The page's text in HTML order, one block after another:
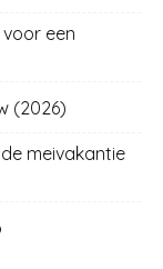
een
(2026)
meivakantie